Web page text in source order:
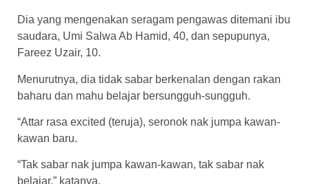
Dia yang mengenakan seragam pengawas ditemani ibu
saudara, Umi Salwa Ab Hamid, 40, dan sepupunya,
Fareez Uzair, 10.
Menurutnya, dia tidak sabar berkenalan dengan rakan
baharu dan mahu belajar bersungguh-sungguh.
“Attar rasa excited (teruja), seronok nak jumpa kawan-
kawan baru.
“Tak sabar nak jumpa kawan-kawan, tak sabar nak
belajar,” katanya.